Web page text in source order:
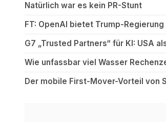
Natürlich war es kein PR-Stunt
FT: OpenAI bietet Trump-
G7 „Trusted Partners“ für KI: USA
Wie unfassbar viel Wasser
Der mobile First-Mover-Vorteil von